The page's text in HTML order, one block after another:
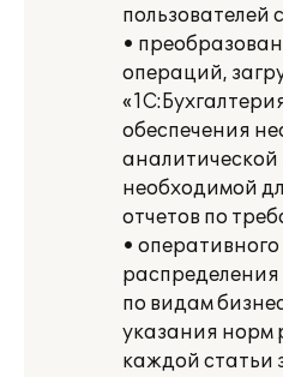
пользователей
•
операций,
обеспечения
необходимой
отчетов по
•
по видам
указания норм
каждой статьи